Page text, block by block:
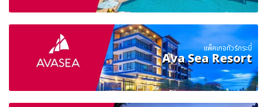
แพ็คเกจทัวร์กระบี่
Ava Sea Resort